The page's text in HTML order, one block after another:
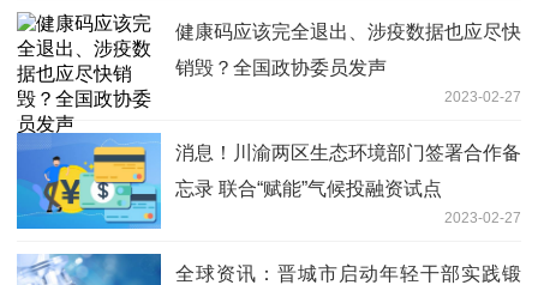
健康码应该完全退出、涉疫数据也应尽快
销毁？全国政协委员发声
2023-02-27
消息！川渝两区生态环境部门签署合作备
忘录 联合“赋能”气候投融资试点
2023-02-27
全球资讯：晋城市启动年轻干部实践锻